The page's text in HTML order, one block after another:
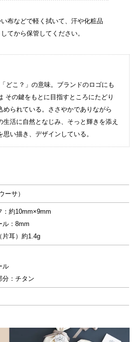
布などで軽く拭いて、汗や化粧品
てから保管してください。
どこ？」の意味。ブランドのロゴにも
その鍵をもとに目指すところにたどり
められている。ささやかでありながら
生活に自然となじみ、そっと輝きを添え
い描き、デザインしている。
ーサ）
：約10mm×9mm
パール：8mm
片耳）約1.4g
パール
分：チタン